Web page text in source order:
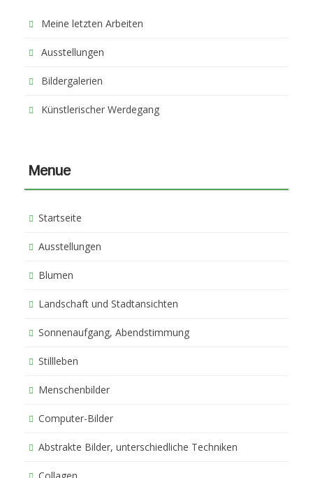
Meine letzten Arbeiten
Ausstellungen
Bildergalerien
Künstlerischer Werdegang
Menue
Startseite
Ausstellungen
Blumen
Landschaft und Stadtansichten
Sonnenaufgang, Abendstimmung
Stillleben
Menschenbilder
Computer-Bilder
Abstrakte Bilder, unterschiedliche Techniken